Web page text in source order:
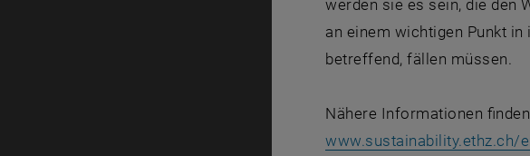
werden sie es sein, die den
an einem wichtigen Punkt
betreffend, fällen müssen.
Nähere Informationen